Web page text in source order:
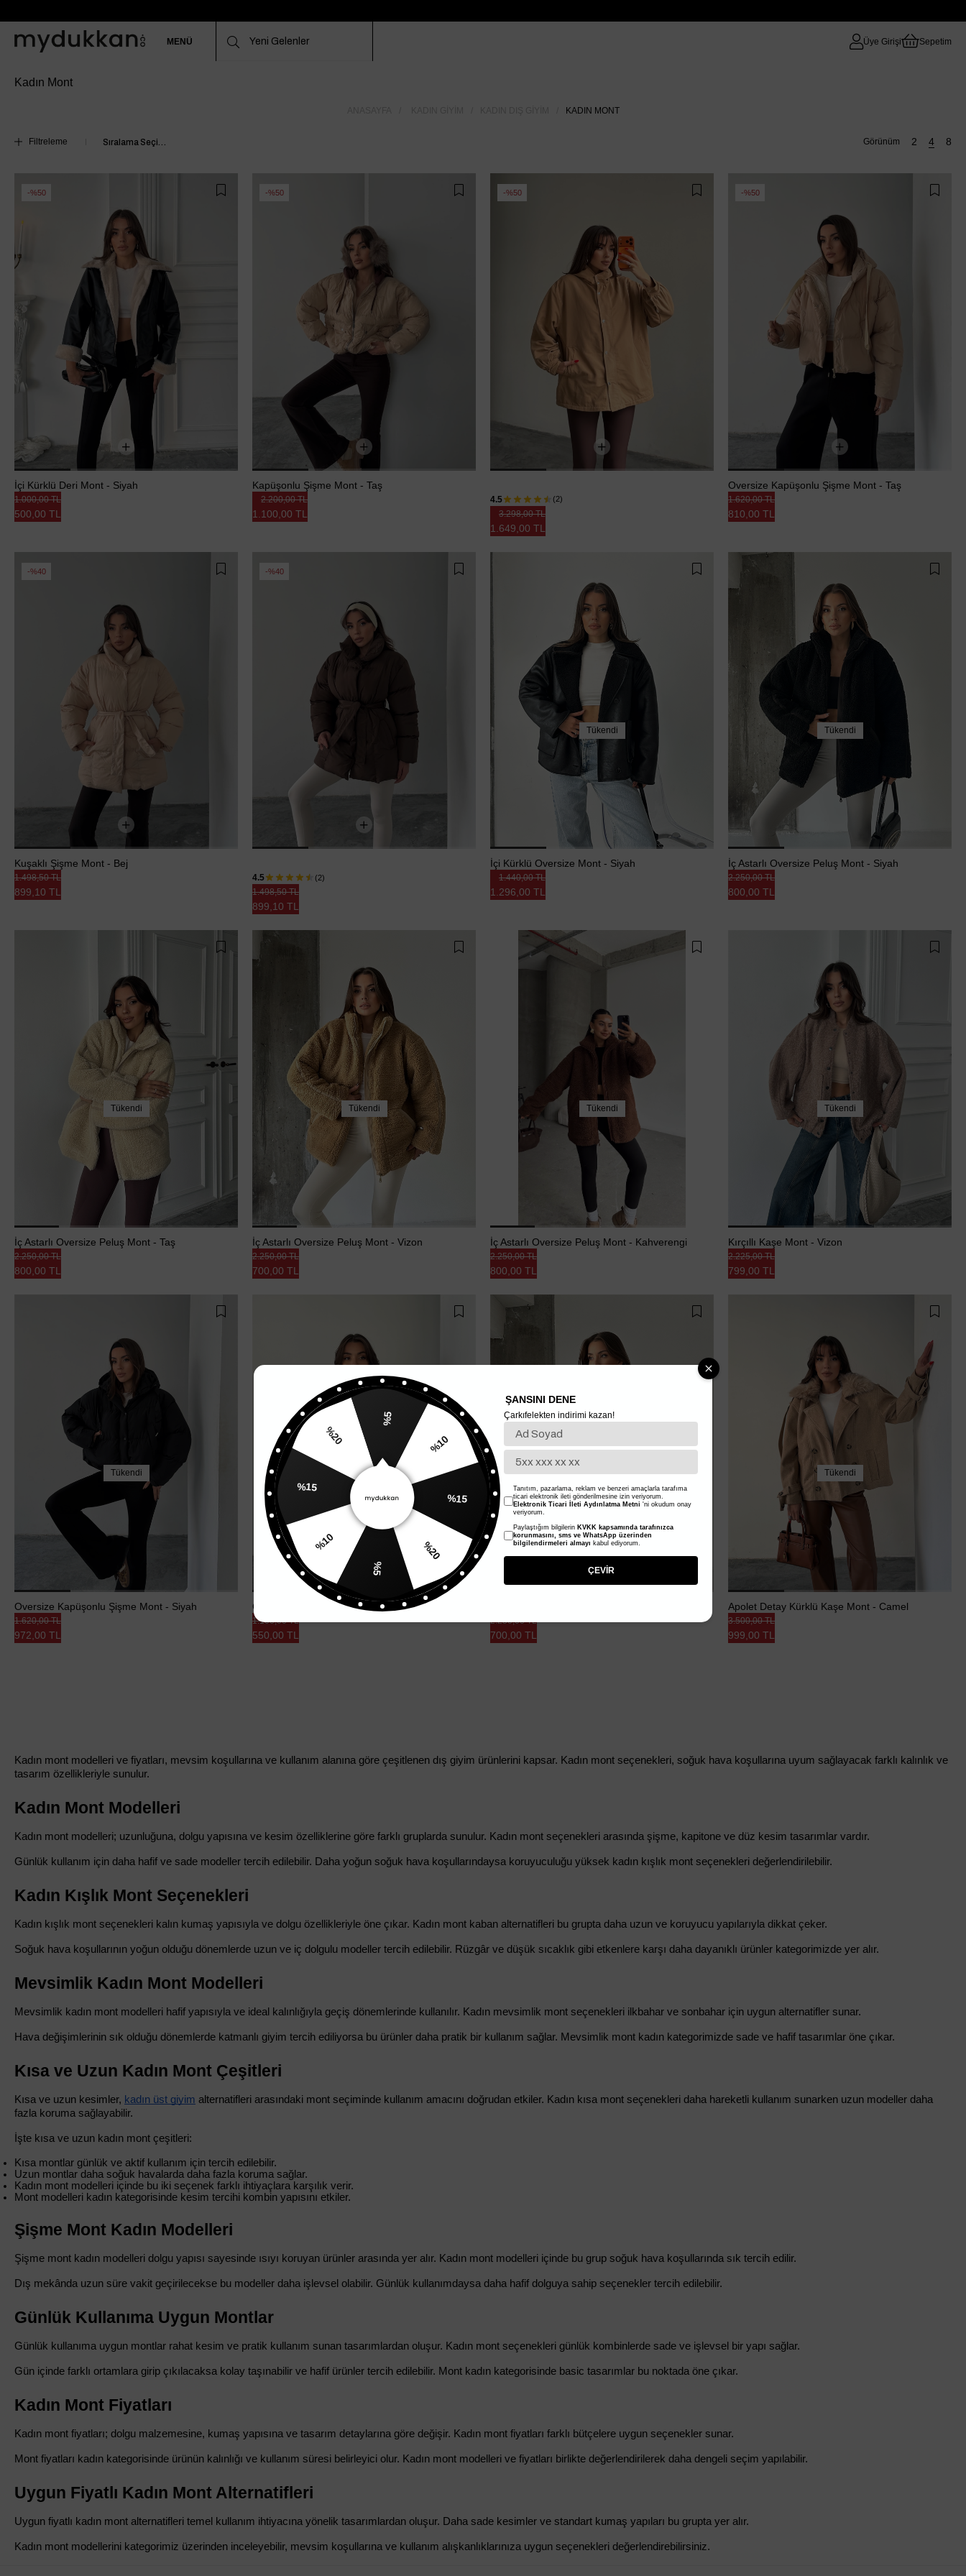
MENÜ Üye Girişi Sepetim
Kadın Mont
KADIN MONT
Filtreleme
%50
İçi Kürklü Deri Mont - Siyah
500,00 TL
1.000,00 TL
%50
Kapüşonlu Şişme Mont - Taş
1.100,00 TL
2.200,00 TL
%50
4.5 (2)
1.649,00 TL
3.298,00 TL
%50
Oversize Kapüşonlu Şişme Mont - Taş
810,00 TL
1.620,00 TL
%40
Kuşaklı Şişme Mont - Bej
899,10 TL
1.498,50 TL
%40
4.5 (2)
899,10 TL
1.498,50 TL
Tükendi
İçi Kürklü Oversize Mont - Siyah
1.296,00 TL
1.440,00 TL
Tükendi
İç Astarlı Oversize Peluş Mont - Siyah
800,00 TL
2.250,00 TL
Tükendi
İç Astarlı Oversize Peluş Mont - Taş
800,00 TL
2.250,00 TL
Tükendi
İç Astarlı Oversize Peluş Mont - Vizon
700,00 TL
2.250,00 TL
Tükendi
İç Astarlı Oversize Peluş Mont - Kahverengi
800,00 TL
2.250,00 TL
Tükendi
Kırçıllı Kaşe Mont - Vizon
799,00 TL
2.225,00 TL
Tükendi
Oversize Kapüşonlu Şişme Mont - Siyah
972,00 TL
1.620,00 TL
Tükendi
Cepli Kapitone Mont - Kahve
550,00 TL
1.100,00 TL
Tükendi
700,00 TL
2.250,00 TL
Tükendi
Apolet Detay Kürklü Kaşe Mont - Camel
999,00 TL
3.500,00 TL
Kadın mont modelleri ve fiyatları, mevsim koşullarına ve kullanım alanına göre çeşitlenen dış giyim ürünlerini kapsar. Kadın mont seçenekleri, soğuk hava koşullarına uyum sağlayacak farklı kalınlık ve
tasarım özellikleriyle sunulur.
Kadın Mont Modelleri
Kadın mont modelleri; uzunluğuna, dolgu yapısına ve kesim özelliklerine göre farklı gruplarda sunulur. Kadın mont seçenekleri arasında şişme, kapitone ve düz kesim tasarımlar vardır.
Günlük kullanım için daha hafif ve sade modeller tercih edilebilir. Daha yoğun soğuk hava koşullarındaysa koruyuculuğu yüksek kadın kışlık mont seçenekleri değerlendirilebilir.
Kadın Kışlık Mont Seçenekleri
Kadın kışlık mont seçenekleri kalın kumaş yapısıyla ve dolgu özellikleriyle öne çıkar. Kadın mont kaban alternatifleri bu grupta daha uzun ve koruyucu yapılarıyla dikkat çeker.
Soğuk hava koşullarının yoğun olduğu dönemlerde uzun ve iç dolgulu modeller tercih edilebilir. Rüzgâr ve düşük sıcaklık gibi etkenlere karşı daha dayanıklı ürünler kategorimizde yer alır.
Mevsimlik Kadın Mont Modelleri
Mevsimlik kadın mont modelleri hafif yapısıyla ve ideal kalınlığıyla geçiş dönemlerinde kullanılır. Kadın mevsimlik mont seçenekleri ilkbahar ve sonbahar için uygun alternatifler sunar.
Hava değişimlerinin sık olduğu dönemlerde katmanlı giyim tercih ediliyorsa bu ürünler daha pratik bir kullanım sağlar. Mevsimlik mont kadın kategorimizde sade ve hafif tasarımlar öne çıkar.
Kısa ve Uzun Kadın Mont Çeşitleri
Kısa ve uzun kesimler, kadın üst giyim alternatifleri arasındaki mont seçiminde kullanım amacını doğrudan etkiler. Kadın kısa mont seçenekleri daha hareketli kullanım sunarken uzun modeller daha
fazla koruma sağlayabilir.
İşte kısa ve uzun kadın mont çeşitleri:
Kısa montlar günlük ve aktif kullanım için tercih edilebilir.
Uzun montlar daha soğuk havalarda daha fazla koruma sağlar.
Kadın mont modelleri içinde bu iki seçenek farklı ihtiyaçlara karşılık verir.
Mont modelleri kadın kategorisinde kesim tercihi kombin yapısını etkiler.
Şişme Mont Kadın Modelleri
Şişme mont kadın modelleri dolgu yapısı sayesinde ısıyı koruyan ürünler arasında yer alır. Kadın mont modelleri içinde bu grup soğuk hava koşullarında sık tercih edilir.
Dış mekânda uzun süre vakit geçirilecekse bu modeller daha işlevsel olabilir. Günlük kullanımdaysa daha hafif dolguya sahip seçenekler tercih edilebilir.
Günlük Kullanıma Uygun Montlar
Günlük kullanıma uygun montlar rahat kesim ve pratik kullanım sunan tasarımlardan oluşur. Kadın mont seçenekleri günlük kombinlerde sade ve işlevsel bir yapı sağlar.
Gün içinde farklı ortamlara girip çıkılacaksa kolay taşınabilir ve hafif ürünler tercih edilebilir. Mont kadın kategorisinde basic tasarımlar bu noktada öne çıkar.
Kadın Mont Fiyatları
Kadın mont fiyatları; dolgu malzemesine, kumaş yapısına ve tasarım detaylarına göre değişir. Kadın mont fiyatları farklı bütçelere uygun seçenekler sunar.
Mont fiyatları kadın kategorisinde ürünün kalınlığı ve kullanım süresi belirleyici olur. Kadın mont modelleri ve fiyatları birlikte değerlendirilerek daha dengeli seçim yapılabilir.
Uygun Fiyatlı Kadın Mont Alternatifleri
Uygun fiyatlı kadın mont alternatifleri temel kullanım ihtiyacına yönelik tasarımlardan oluşur. Daha sade kesimler ve standart kumaş yapıları bu grupta yer alır.
Kadın mont modellerini kategorimiz üzerinden inceleyebilir, mevsim koşullarına ve kullanım alışkanlıklarınıza uygun seçenekleri değerlendirebilirsiniz.
%10
%20
%10
%20
ŞANSINI DENE
Çarkıfelekten indirimi kazan!
Tanıtım, pazarlama, reklam ve benzeri amaçlarla tarafıma
ticari elektronik ileti gönderilmesine izin veriyorum.
Elektronik Ticari İleti Aydınlatma Metni 'ni okudum onay
veriyorum.
Paylaştığım bilgilerin KVKK kapsamında tarafınızca
korunmasını, sms ve WhatsApp üzerinden
bilgilendirmeleri almayı kabul ediyorum.
ÇEVİR